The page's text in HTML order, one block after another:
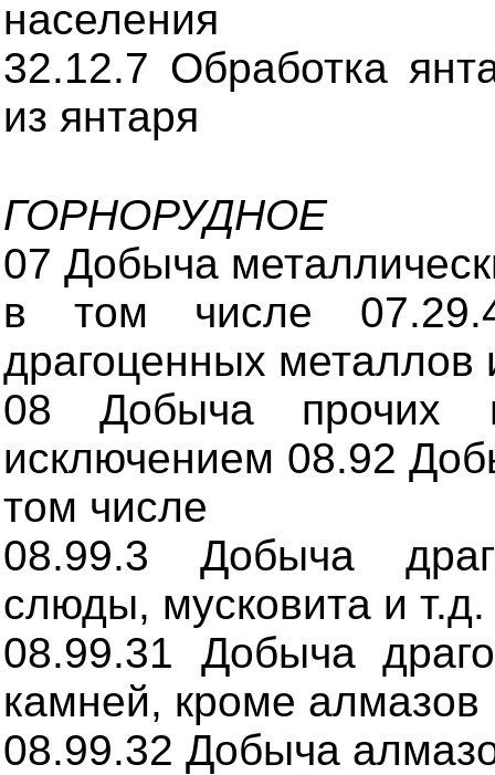
населения
32.12.7 Обработка
из янтаря
ГОРНОРУДНОЕ
07 Добыча
в том числе
драгоценных металлов
08 Добыча прочих
исключением 08.92
том числе
08.99.3 Добыча
слюды, мусковита и т.д.
08.99.31 Добыча
камней, кроме алмазов
08.99.32 Добыча